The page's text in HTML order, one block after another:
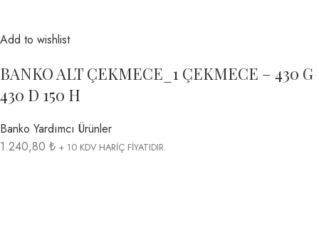
Add to wishlist
BANKO ALT ÇEKMECE_1 ÇEKMECE – 430 G
430 D 150 H
Banko Yardımcı Ürünler
1.240,80 ₺ + 10 KDV HARİÇ FİYATIDIR.